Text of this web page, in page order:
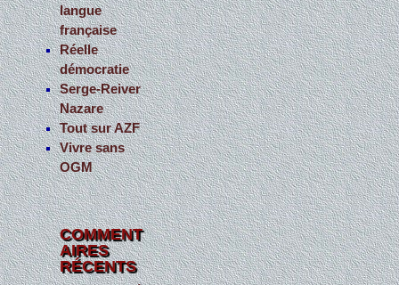
langue
française
Réelle
démocratie
Serge-Reiver
Nazare
Tout sur AZF
Vivre sans
OGM
COMMENT
AIRES
RÉCENTS